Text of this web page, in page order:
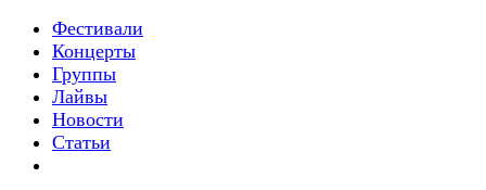
Фестивали
Концерты
Группы
Лайвы
Новости
Статьи